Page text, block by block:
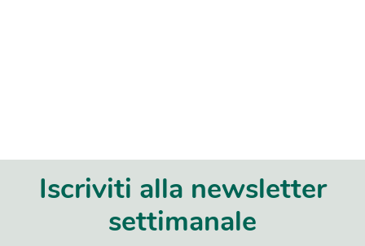
Iscriviti alla newsletter
settimanale